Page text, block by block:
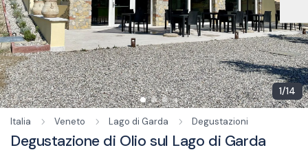
1/14
Italia Veneto Lago di Garda Degustazioni
Degustazione di Olio sul Lago di Garda